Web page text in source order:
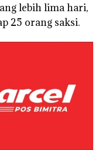
lebih lima hari,
25 orang saksi.